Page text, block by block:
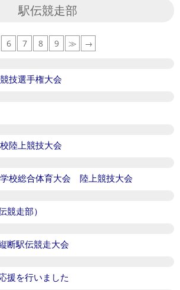
駅伝競走部
6 7 8 9 ≫ →
技選手権大会
陸上競技大会
校総合体育大会 陸上競技大会
競走部）
断駅伝競走大会
援を行いました